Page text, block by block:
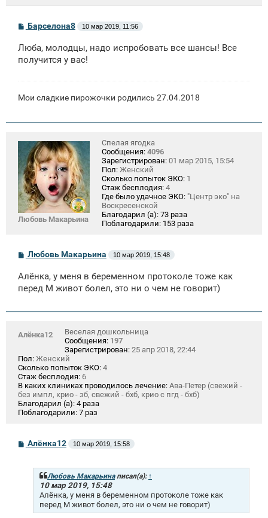
С
о
б
щ
Барселона8 10 мар 2019, 11:56
Люба, молодцы, надо испробовать все шансы! Все
получится у вас!
Мои сладкие пирожочки родились 27.04.2018
Любовь Макарьина
Спелая ягодка
Сообщения: 4096
Зарегистрирован: 01 мар 2015, 15:54
Пол: Женский
Сколько попыток ЭКО: 1
Стаж бесплодия: 4
Где было удачное ЭКО: "Центр эко" на
Воскресенской
Благодарил (а): 73 раза
Поблагодарили: 153 раза
С
о
б
щ
и
Любовь Макарьина 10 мар 2019, 15:48
Алёнка, у меня в беременном протоколе тоже как
перед М живот болел, это ни о чем не говорит)
Алёнка12
Веселая дошкольница
Сообщения: 197
Зарегистрирован: 25 апр 2018, 22:44
Пол: Женский
Сколько попыток ЭКО: 4
Стаж бесплодия: 6
В каких клиниках проводилось лечение: Ава-Петер (свежий -
без импл, крио - зб, свежий - бхб, крио с пгд - бхб)
Благодарил (а): 4 раза
Поблагодарили: 7 раз
С
о
Алёнка12 10 мар 2019, 15:58
Любовь Макарьинаписал(а): ↑
10 мар 2019, 15:48
Алёнка, у меня в беременном протоколе тоже как
перед М живот болел, это ни о чем не говорит)